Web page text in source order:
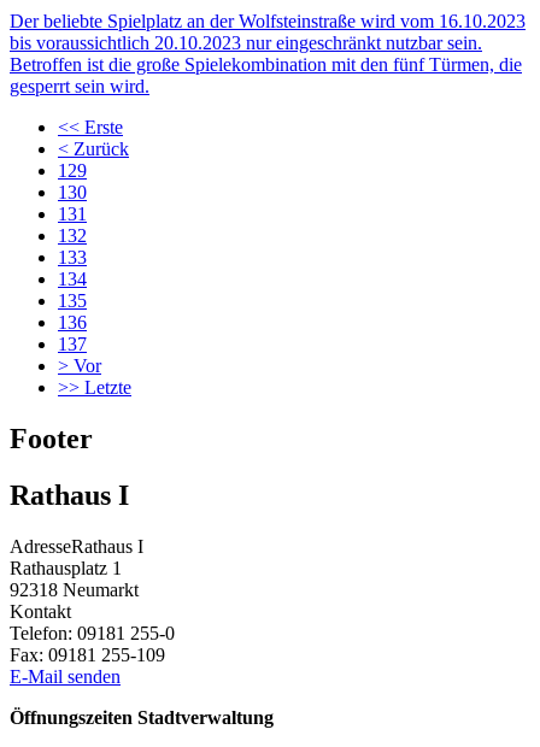
Der beliebte Spielplatz an der Wolfsteinstraße wird vom 16.10.2023
bis voraussichtlich 20.10.2023 nur eingeschränkt nutzbar sein.
Betroffen ist die große Spielekombination mit den fünf Türmen, die
gesperrt sein wird.
<< Erste
< Zurück
129
130
131
132
133
134
135
136
137
> Vor
>> Letzte
Footer
Rathaus I
AdresseRathaus I
Rathausplatz 1
92318 Neumarkt
Kontakt
Telefon: 09181 255-0
Fax: 09181 255-109
E-Mail senden
Öffnungszeiten Stadtverwaltung